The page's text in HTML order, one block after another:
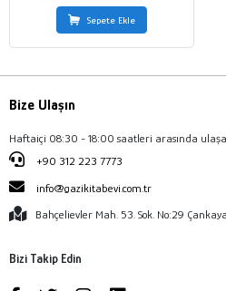
Sepete Ekle
Bize Ulaşın
Haftaiçi 08:30 - 18:00 saatleri arasında
+90 312 223 7773
info@gazikitabevi.com.tr
Bahçelievler Mah. 53. Sok. No:29
Bizi Takip Edin